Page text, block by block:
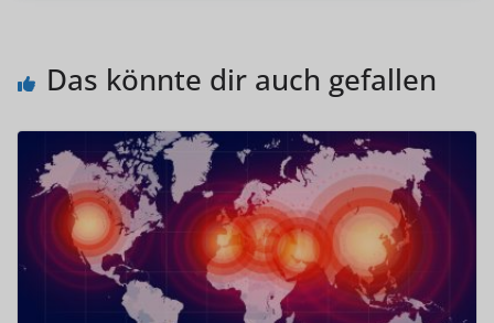
Das könnte dir auch gefallen